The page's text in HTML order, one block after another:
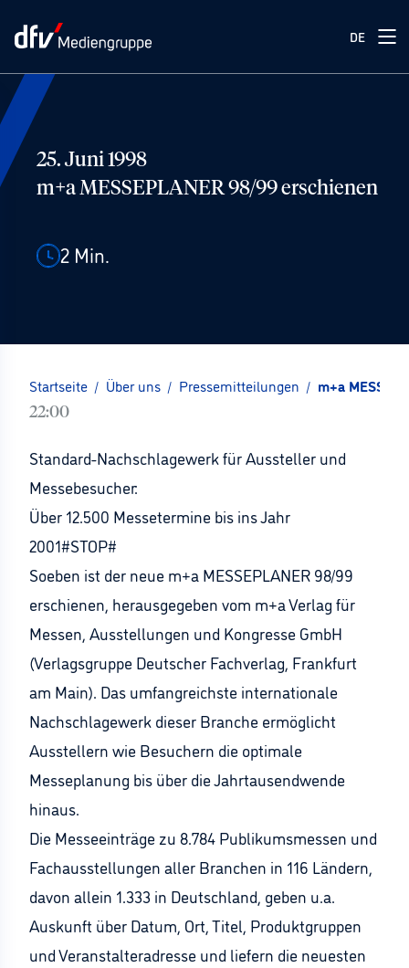
DE
25. Juni 1998
m+a MESSEPLANER 98/99 erschienen
2 Min.
Startseite / Über uns / Pressemitteilungen / m+a
22:00
Standard-Nachschlagewerk für Aussteller und
Messebesucher:
Über 12.500 Messetermine bis ins Jahr
2001#STOP#
Soeben ist der neue m+a MESSEPLANER 98/99
erschienen, herausgegeben vom m+a Verlag für
Messen, Ausstellungen und Kongresse GmbH
(Verlagsgruppe Deutscher Fachverlag, Frankfurt
am Main). Das umfangreichste internationale
Nachschlagewerk dieser Branche ermöglicht
Ausstellern wie Besuchern die optimale
Messeplanung bis über die Jahrtausendwende
hinaus.
Die Messeeinträge zu 8.784 Publikumsmessen und
Fachausstellungen aller Branchen in 116 Ländern,
davon allein 1.333 in Deutschland, geben u.a.
Auskunft über Datum, Ort, Titel, Produktgruppen
und Veranstalteradresse und liefern die neuesten